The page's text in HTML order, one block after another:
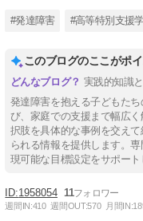
#発達障害 #高等特別支援
このブログのここがポ
実践的知識
発達障害を抱える子どもた
び、家庭での支援まで幅広
択肢を具体的な事例を交え
られる情報を提供します。
現可能な目標設定をサポート
1958054 11
週間IN:410 週間OUT:570 月間IN: